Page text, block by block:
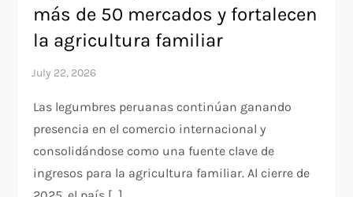
más de 50 mercados y fortalecen
la agricultura familiar
Las legumbres peruanas continúan ganando
presencia en el comercio internacional y
consolidándose como una fuente clave de
ingresos para la agricultura familiar. Al cierre de